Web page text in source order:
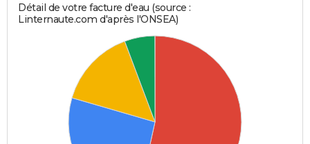
Détail de votre facture d'eau (source :
Linternaute.com d'après l'ONSEA)